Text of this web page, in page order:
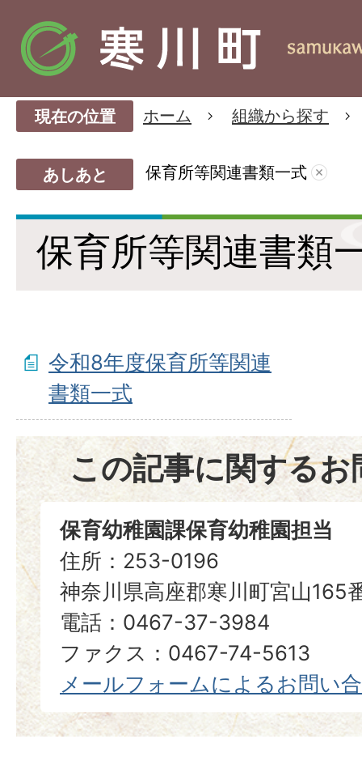
現在の位置 ホーム 組織から探す
あしあと 保育所等関連書類一式
保育所等関連書類
令和8年度保育所等関連
書類一式
この記事に関するお
保育幼稚園課保育幼稚園担当
住所：253-0196
神奈川県高座郡寒川町宮山165
電話：0467-37-3984
ファクス：0467-74-5613
メールフォームによるお問い